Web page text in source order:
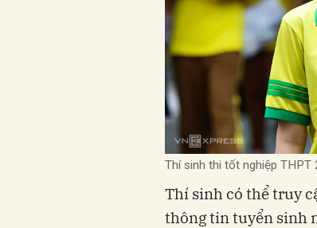
Thí sinh thi tốt nghiệp THPT
Thí sinh có thể truy
thông tin tuyển sinh